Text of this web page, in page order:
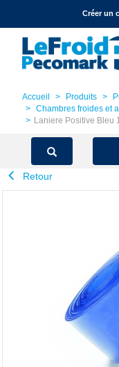
text.skipToNavigationCréer un
Accueil Produits
Chambres froides et
Laniere Positive Bleu
Retour